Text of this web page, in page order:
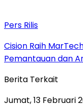
Pers Rilis
Cision Raih
Pemantauan dan
Berita Terkait
Jumat, 13 Februari